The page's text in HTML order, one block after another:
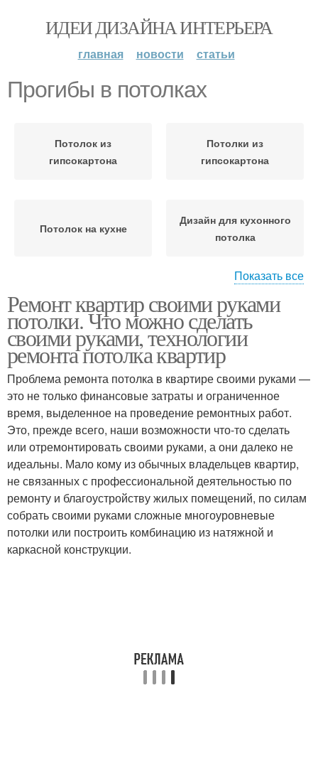
ИДЕИ ДИЗАЙНА ИНТЕРЬЕРА
главная новости статьи
Прогибы в потолках
Потолок из
гипсокартона
Потолки из
гипсокартона
Потолок на кухне
Дизайн для кухонного
потолка
Натяжной потолок Потолок в старом
Мягкий потолок Потолок в квартире
Бетонный потолок
Показать все
Ремонт квартир своими руками
потолки. Что можно сделать
своими руками, технологии
ремонта потолка квартир
Проблема ремонта потолка в квартире своими руками —
это не только финансовые затраты и ограниченное
время, выделенное на проведение ремонтных работ.
Это, прежде всего, наши возможности что-то сделать
или отремонтировать своими руками, а они далеко не
идеальны. Мало кому из обычных владельцев квартир,
не связанных с профессиональной деятельностью по
ремонту и благоустройству жилых помещений, по силам
собрать своими руками сложные многоуровневые
потолки или построить комбинацию из натяжной и
каркасной конструкции.